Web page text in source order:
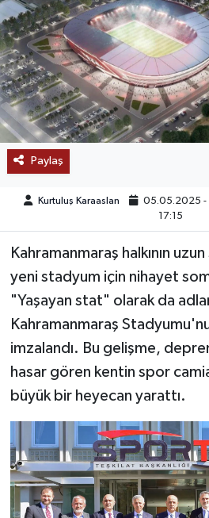
Paylaş
Kurtuluş Karaaslan 05.05.2025 -
17:15
Kahramanmaraş halkının
yeni stadyum için nihayet
"Yaşayan stat" olarak da
Kahramanmaraş
imzalandı. Bu gelişme,
hasar gören kentin spor
büyük bir heyecan yarattı.
EĞİTİM
BÖLGE
KEŞFET
POPÜLER
DÜNYA
MEDYA
OTOMOTİV
TEKNOLOJİ
YAŞAM